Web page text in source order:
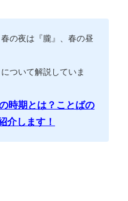
の夜は『朧』、春の昼
ついて解説していま
時期とは？ことばの
介します！